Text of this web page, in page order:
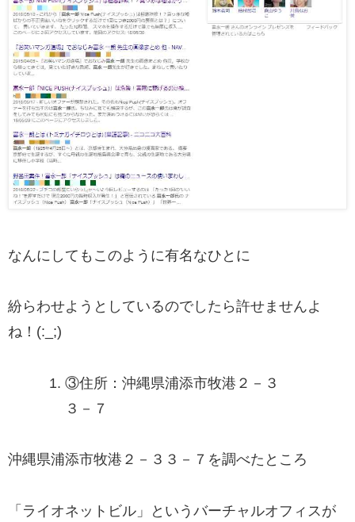
なんにしてもこのように有名なひとに
紛らわせようとしているのでしたら許せませんよ
ね！(:_;)
③住所：沖縄県浦添市牧港２－３
３－７
沖縄県浦添市牧港２－３３－７を調べたところ
「ライオネットビル」というバーチャルオフィスが